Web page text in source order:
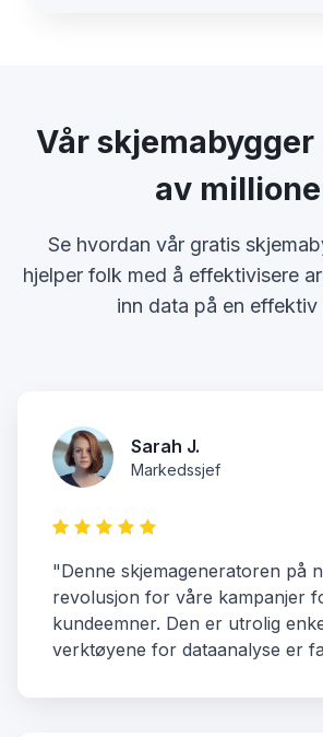
Vår
av
Se hvordan vår gratis
hjelper folk med å effektivisere
inn data på en effektiv
Sarah J.
Markedssjef
"Denne skjemageneratoren på
revolusjon for våre kampanjer
kundeemner. Den er utrolig
verktøyene for dataanalyse er